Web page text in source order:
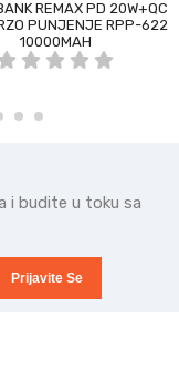
REMAX PD 20W+QC
PUNJENJE RPP-622
10000MAH
i budite u toku sa
Prijavite Se